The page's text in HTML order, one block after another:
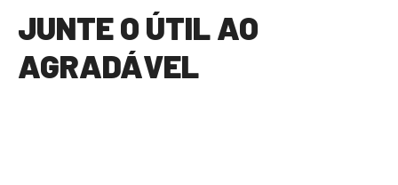
s
d
JUNTE O ÚTIL AO
AGRADÁVEL